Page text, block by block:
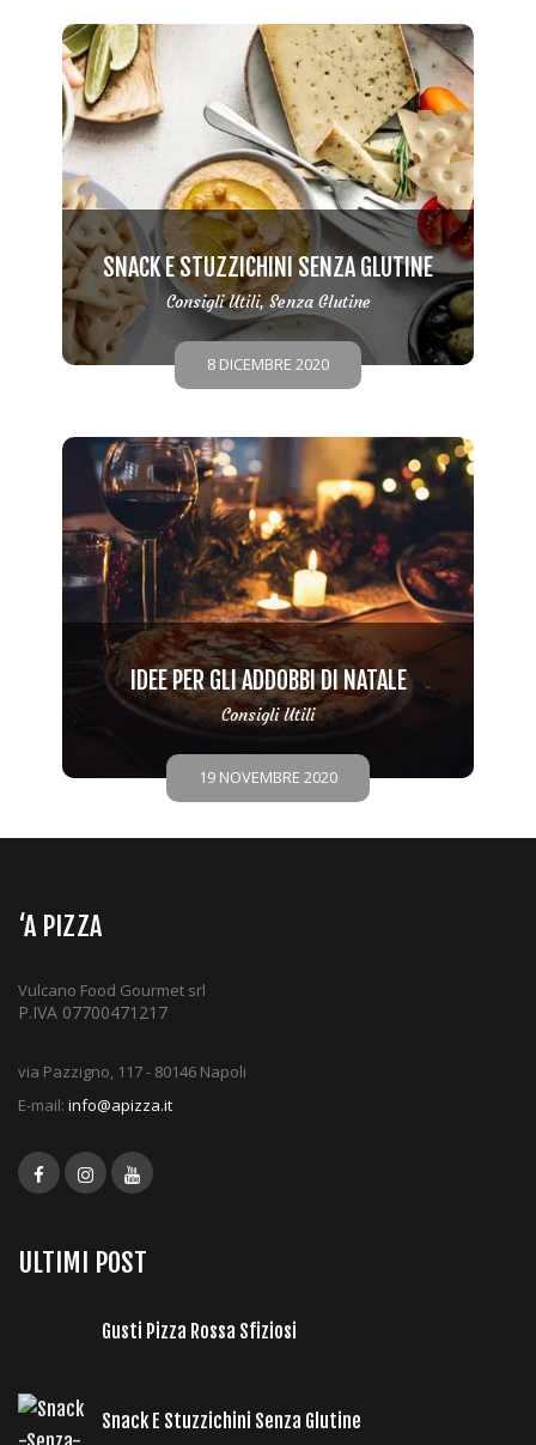
SNACK E STUZZICHINI SENZA GLUTINE
Consigli Utili,Senza Glutine
8 DICEMBRE 2020
IDEE PER GLI ADDOBBI DI NATALE
Consigli Utili
19 NOVEMBRE 2020
‘A PIZZA
Vulcano Food Gourmet srl
P.IVA 07700471217
via Pazzigno, 117 - 80146 Napoli
E-mail: info@apizza.it
ULTIMI POST
Gusti Pizza Rossa Sfiziosi
Snack E Stuzzichini Senza Glutine